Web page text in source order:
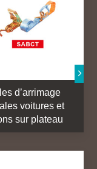
d’arrimage
voitures et
sur plateau